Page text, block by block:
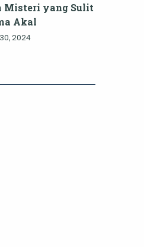
Misteri yang Sulit
Akal
2024